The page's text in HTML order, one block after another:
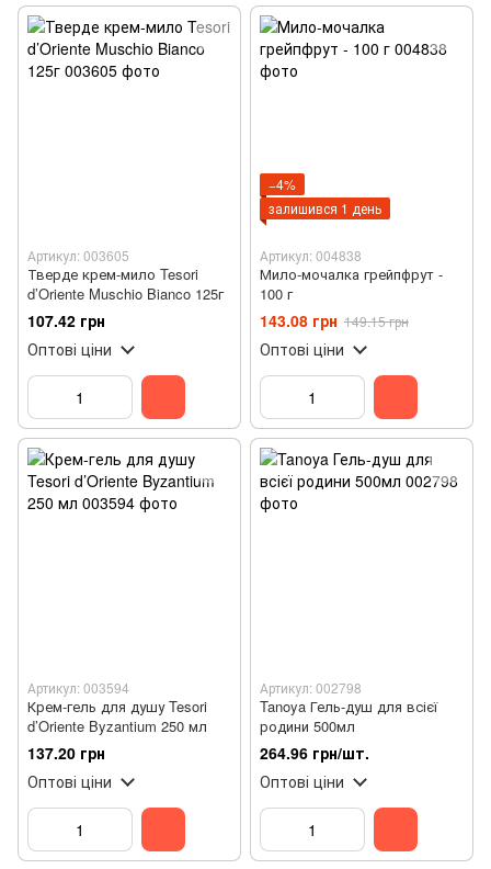
Артикул: 003605
Тверде крем-мило Tesori
d’Oriente Muschio Bianco 125г
107.42 грн
Оптові ціни
−4%
залишився 1 день
Артикул: 004838
Мило-мочалка грейпфрут -
100 г
143.08 грн 149.15 грн
Оптові ціни
Артикул: 003594
Крем-гель для душу Tesori
d’Oriente Byzantium 250 мл
137.20 грн
Оптові ціни
Артикул: 002798
Tanoya Гель-душ для всієї
родини 500мл
264.96 грн/шт.
Оптові ціни